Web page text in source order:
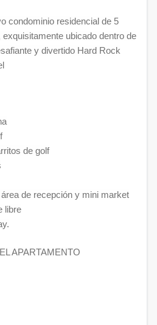
condominio residencial de 5
ubicado dentro de
y divertido Hard Rock
de golf
de recepción y mini market
libre
APARTAMENTO